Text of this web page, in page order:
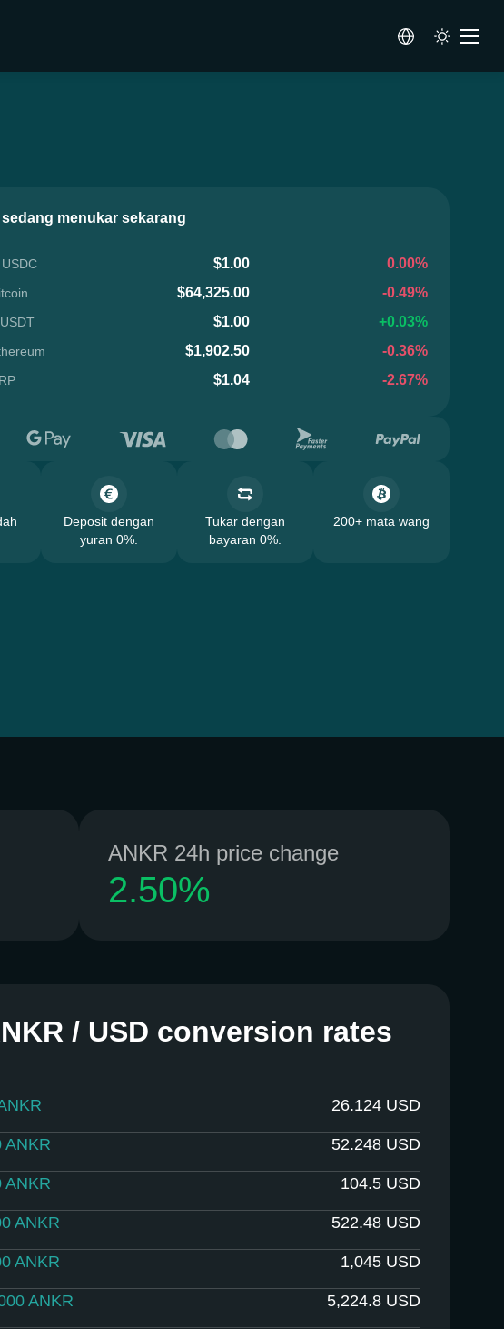
menukar sekarang
USDC $1.00
0.00%
$64,325.00
-0.49%
USDT $1.00
+0.03%
$1,902.50
-0.36%
$1.04 -2.67%
Deposit dengan
yuran 0%.
Tukar dengan
bayaran 0%.
200+ mata wang
ANKR 24h price change
2.50%
/ USD conversion rates
26.124 USD
ANKR 52.248 USD
ANKR 104.5 USD
ANKR 522.48 USD
ANKR 1,045 USD
ANKR 5,224.8 USD